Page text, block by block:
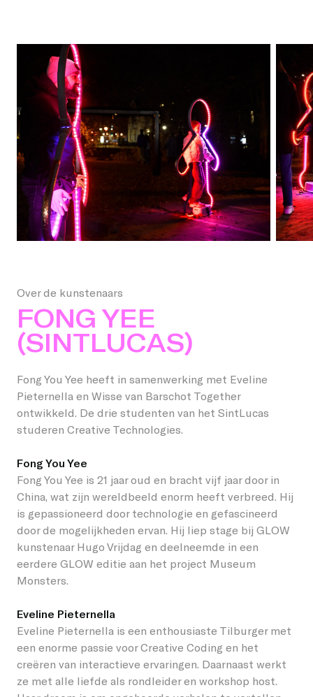
Over de kunstenaars
FONG YEE
(SINTLUCAS)
Fong You Yee heeft in samenwerking met Eveline
Pieternella en Wisse van Barschot Together
ontwikkeld. De drie studenten van het SintLucas
studeren Creative Technologies.
Fong You Yee
Fong You Yee is 21 jaar oud en bracht vijf jaar door in
China, wat zijn wereldbeeld enorm heeft verbreed. Hij
is gepassioneerd door technologie en gefascineerd
door de mogelijkheden ervan. Hij liep stage bij GLOW
kunstenaar Hugo Vrijdag en deelneemde in een
eerdere GLOW editie aan het project Museum
Monsters.
Eveline Pieternella
Eveline Pieternella is een enthousiaste Tilburger met
een enorme passie voor Creative Coding en het
creëren van interactieve ervaringen. Daarnaast werkt
ze met alle liefde als rondleider en workshop host.